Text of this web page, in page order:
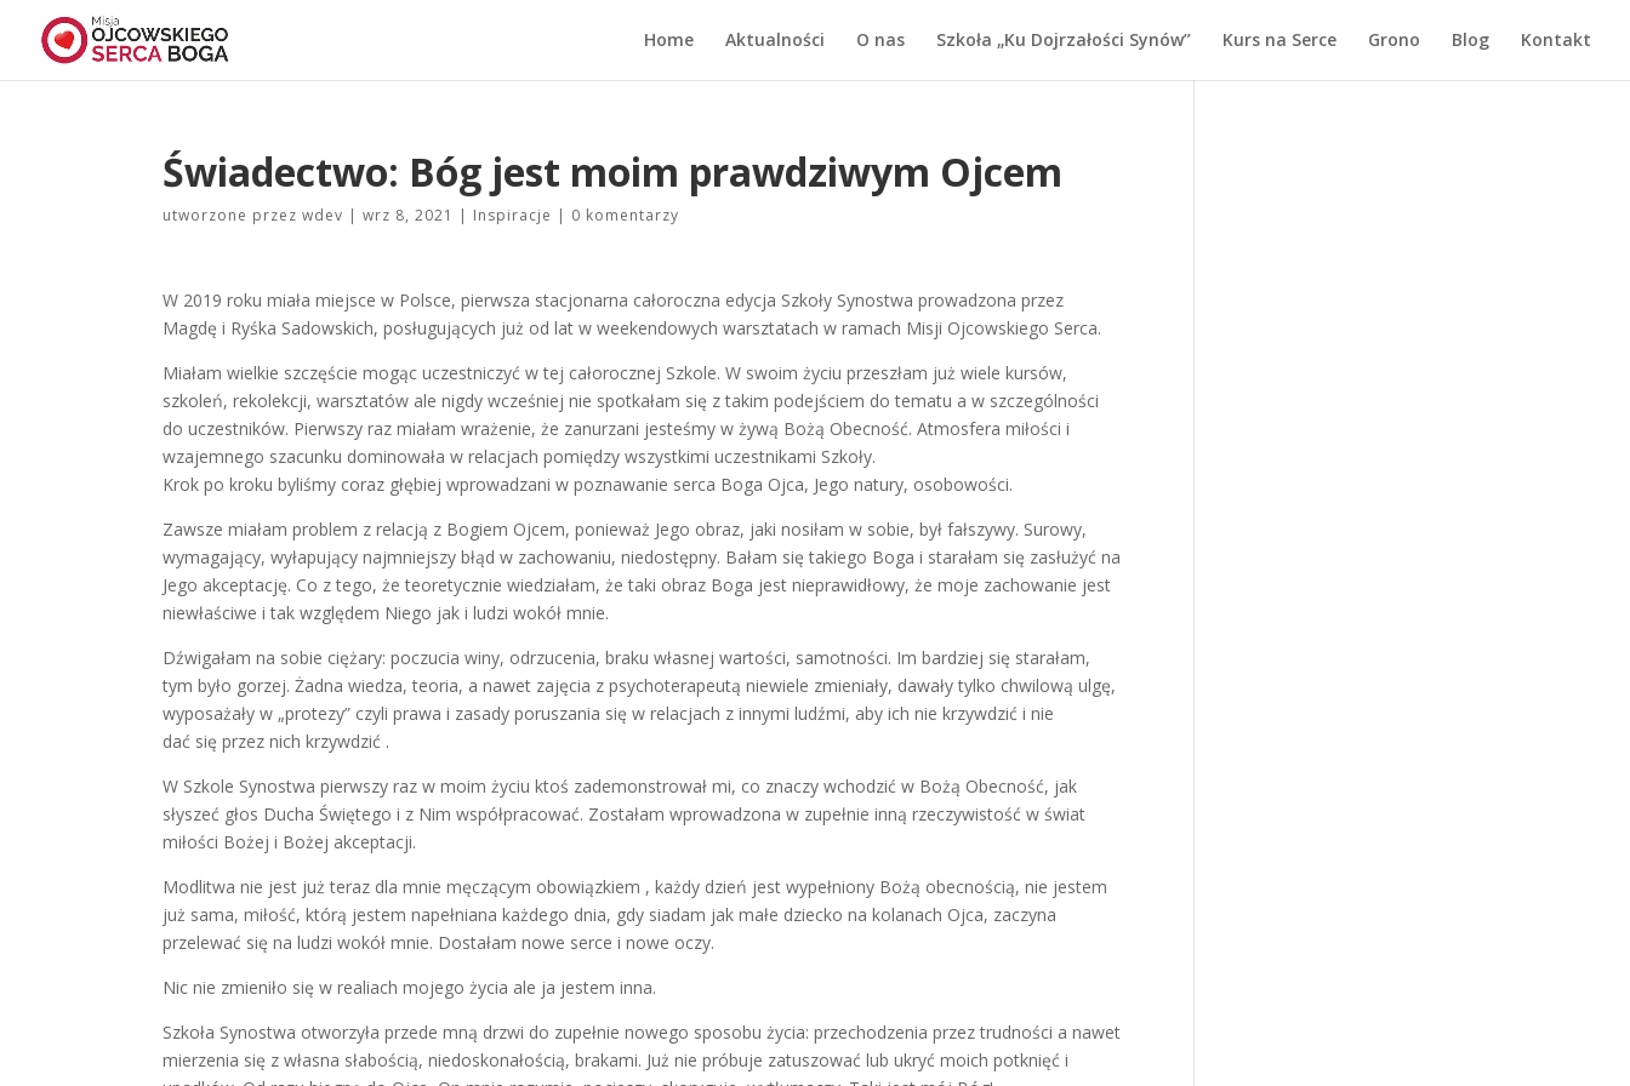
Home Aktualności O nas Szkoła „Ku Dojrzałości Synów” Kurs na Serce Grono Blog Kontakt
Świadectwo: Bóg jest moim prawdziwym Ojcem
utworzone przezwdev |wrz 8, 2021 | Inspiracje | 0 komentarzy
W 2019 roku miała miejsce w Polsce, pierwsza stacjonarna całoroczna edycja Szkoły Synostwa prowadzona przez
Magdę i Ryśka Sadowskich, posługujących już od lat w weekendowych warsztatach w ramach Misji Ojcowskiego Serca.
Miałam wielkie szczęście mogąc uczestniczyć w tej całorocznej Szkole. W swoim życiu przeszłam już wiele kursów,
szkoleń, rekolekcji, warsztatów ale nigdy wcześniej nie spotkałam się z takim podejściem do tematu a w szczególności
do uczestników. Pierwszy raz miałam wrażenie, że zanurzani jesteśmy w żywą Bożą Obecność. Atmosfera miłości i
wzajemnego szacunku dominowała w relacjach pomiędzy wszystkimi uczestnikami Szkoły.
Krok po kroku byliśmy coraz głębiej wprowadzani w poznawanie serca Boga Ojca, Jego natury, osobowości.
Zawsze miałam problem z relacją z Bogiem Ojcem, ponieważ Jego obraz, jaki nosiłam w sobie, był fałszywy. Surowy,
wymagający, wyłapujący najmniejszy błąd w zachowaniu, niedostępny. Bałam się takiego Boga i starałam się zasłużyć na
Jego akceptację. Co z tego, że teoretycznie wiedziałam, że taki obraz Boga jest nieprawidłowy, że moje zachowanie jest
niewłaściwe i tak względem Niego jak i ludzi wokół mnie.
Dźwigałam na sobie ciężary: poczucia winy, odrzucenia, braku własnej wartości, samotności. Im bardziej się starałam,
tym było gorzej. Żadna wiedza, teoria, a nawet zajęcia z psychoterapeutą niewiele zmieniały, dawały tylko chwilową ulgę,
wyposażały w „protezy” czyli prawa i zasady poruszania się w relacjach z innymi ludźmi, aby ich nie krzywdzić i nie
dać się przez nich krzywdzić .
W Szkole Synostwa pierwszy raz w moim życiu ktoś zademonstrował mi, co znaczy wchodzić w Bożą Obecność, jak
słyszeć głos Ducha Świętego i z Nim współpracować. Zostałam wprowadzona w zupełnie inną rzeczywistość w świat
miłości Bożej i Bożej akceptacji.
Modlitwa nie jest już teraz dla mnie męczącym obowiązkiem , każdy dzień jest wypełniony Bożą obecnością, nie jestem
już sama, miłość, którą jestem napełniana każdego dnia, gdy siadam jak małe dziecko na kolanach Ojca, zaczyna
przelewać się na ludzi wokół mnie. Dostałam nowe serce i nowe oczy.
Nic nie zmieniło się w realiach mojego życia ale ja jestem inna.
Szkoła Synostwa otworzyła przede mną drzwi do zupełnie nowego sposobu życia: przechodzenia przez trudności a nawet
mierzenia się z własna słabością, niedoskonałością, brakami. Już nie próbuje zatuszować lub ukryć moich potknięć i